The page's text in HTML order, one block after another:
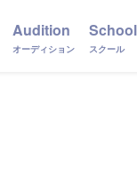
Audition
オーディション
School
スクール